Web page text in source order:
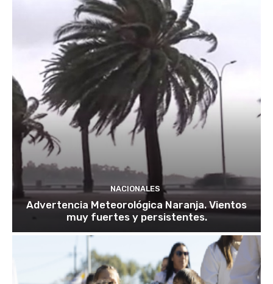
NACIONALES
Advertencia Meteorológica Naranja. Vientos
muy fuertes y persistentes.